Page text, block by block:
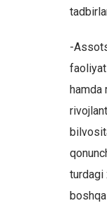
-
hamda
turdagi